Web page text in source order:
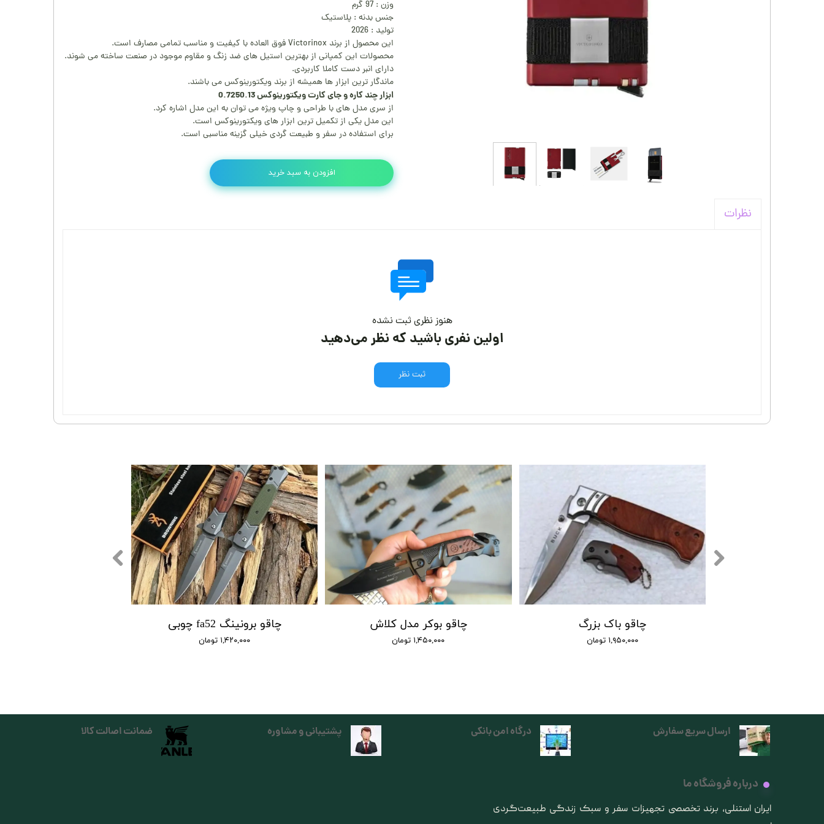
کیف و اکسسوری استنلی
وزن : 97 گرم
جنس بدنه : پلاستیک
تولید : 2026
این محصول از برند Victorinox فوق العاده با کیفیت و مناسب تمامی مصارف است.
محصولات این کمپانی از بهترین استیل های ضد زنگ و مقاوم موجود در صنعت ساخته می شوند.
دارای انبر دست کاملا کاربردی.
ماندگار ترین ابزار ها همیشه از برند ویکتورینوکس می باشند.
ابزار چند کاره و جای کارت ویکتورینوکس 0.7250.13
از سری مدل های با طراحی و چاپ ویژه می توان به این مدل اشاره کرد.
این مدل یکی از تکمیل ترین ابزار های ویکتورینوکس است.
برای استفاده در سفر و طبیعت گردی خیلی گزینه مناسبی است.
افزودن به سبد خرید
نظرات
هنوز نظری ثبت نشده
اولین نفری باشید که نظر می‌دهید
ثبت نظر
چاقو برونینگ fa52 چوبی
۱,۴۲۰,۰۰۰ تومان
چاقو بوکر مدل کلاش
۱,۴۵۰,۰۰۰ تومان
چاقو باک بزرگ
۱,۹۵۰,۰۰۰ تومان
ارسال سریع سفارش
درباره فروشگاه ما
​ایران استنلی، برند تخصصی تجهیزات سفر و سبک زندگی طبیعت‌گردی
درگاه امن بانکی پشتیبانی و مشاوره ضمانت اصالت کالا